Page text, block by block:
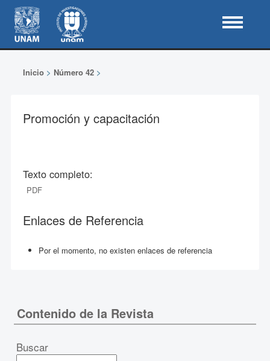
Inicio> Número 42>
Promoción y capacitación
Texto completo:
PDF
Enlaces de Referencia
Por el momento, no existen enlaces de referencia
Contenido de la Revista
Buscar